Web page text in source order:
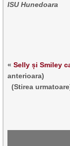
ISU Hunedoara
«Selly și Smiley
anterioara)
(Stirea